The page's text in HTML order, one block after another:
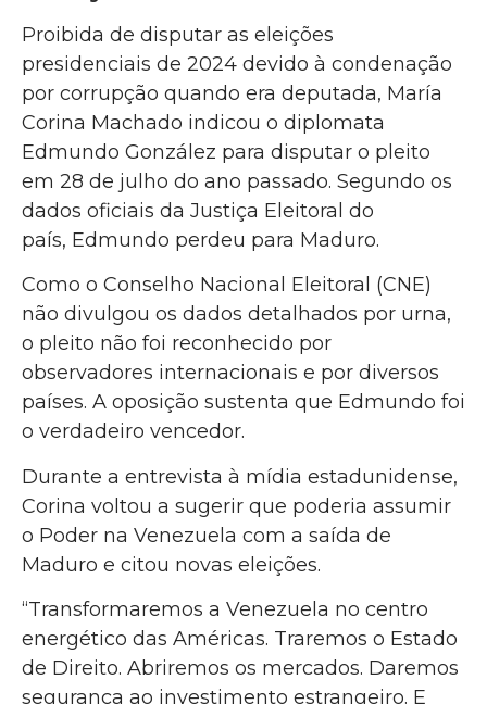
Proibida de disputar as eleições
presidenciais de 2024 devido à condenação
por corrupção quando era deputada, María
Corina Machado indicou o diplomata
Edmundo González para disputar o pleito
em 28 de julho do ano passado. Segundo os
dados oficiais da Justiça Eleitoral do
país, Edmundo perdeu para Maduro.
Como o Conselho Nacional Eleitoral (CNE)
não divulgou os dados detalhados por urna,
o pleito não foi reconhecido por
observadores internacionais e por diversos
países. A oposição sustenta que Edmundo foi
o verdadeiro vencedor.
Durante a entrevista à mídia estadunidense,
Corina voltou a sugerir que poderia assumir
o Poder na Venezuela com a saída de
Maduro e citou novas eleições.
“Transformaremos a Venezuela no centro
energético das Américas. Traremos o Estado
de Direito. Abriremos os mercados. Daremos
segurança ao investimento estrangeiro. E